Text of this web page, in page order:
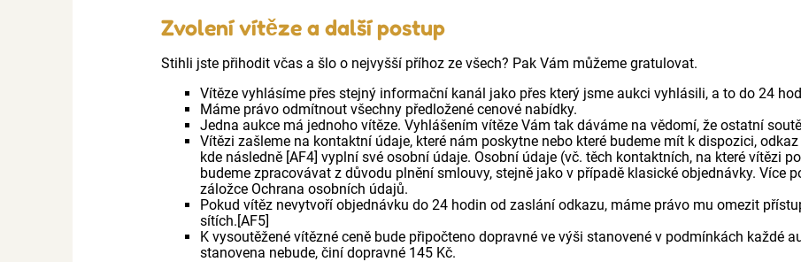
Zvolení vítěze a další postup
Stihli jste přihodit včas a šlo o nejvyšší příhoz ze všech? Pak Vám můžeme gratulovat.
Vítěze vyhlásíme přes stejný informační kanál jako přes který jsme aukci vyhlásili, a to do 24
Máme právo odmítnout všechny předložené cenové nabídky.
Jedna aukce má jednoho vítěze. Vyhlášením vítěze Vám tak dáváme na vědomí, že ostatní
Vítězi zašleme na kontaktní údaje, které nám poskytne nebo které budeme mít k dispozici,
kde následně [AF4] vyplní své osobní údaje. Osobní údaje (vč. těch kontaktních, na které vítězi
budeme zpracovávat z důvodu plnění smlouvy, stejně jako v případě klasické objednávky. Více
záložce Ochrana osobních údajů.
Pokud vítěz nevytvoří objednávku do 24 hodin od zaslání odkazu, máme právo mu omezit
sítích.[AF5]
K vysoutěžené vítězné ceně bude připočteno dopravné ve výši stanovené v podmínkách každé
stanovena nebude, činí dopravné 145 Kč.